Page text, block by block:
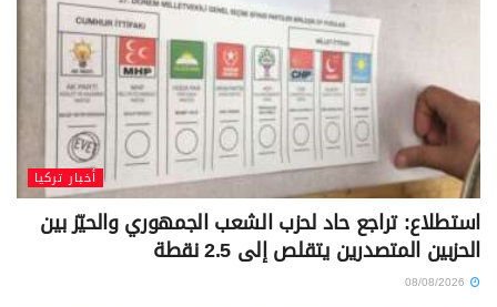
أخبار تركيا
استطلاع: تراجع حاد لحزب الشعب الجمهوري والحيّز بين
الحزبين المتصدرين يتقلص إلى 2.5 نقطة